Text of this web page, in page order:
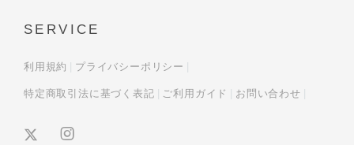
SERVICE
利用規約 プライバシーポリシー
特定商取引法に基づく表記 ご利用ガイド お問い合わせ